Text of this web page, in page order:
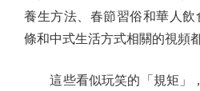
養生方法、春節習俗和華人
條和中式生活方式相關的視頻
這些看似玩笑的「規矩」